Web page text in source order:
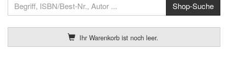
Ihr Warenkorb ist noch leer.